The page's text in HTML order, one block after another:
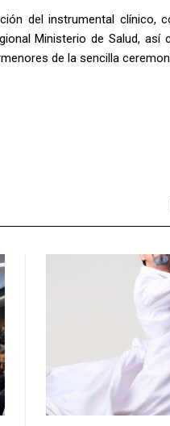
del instrumental clínico,
Ministerio de Salud,
de la sencilla